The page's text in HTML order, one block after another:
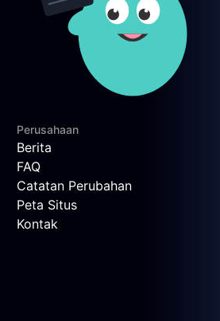
Perusahaan
Berita
FAQ
Catatan Perubahan
Peta Situs
Kontak